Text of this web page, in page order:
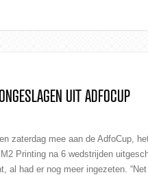
UIT ADFOCUP
zaterdag mee aan de AdfoCup,
Printing na 6 wedstrijden
al had er nog meer ingezeten.